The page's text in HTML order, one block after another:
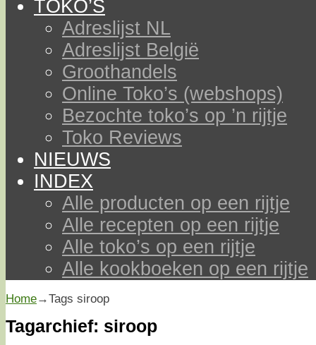
TOKO’S
Adreslijst NL
Adreslijst België
Groothandels
Online Toko’s (webshops)
Bezochte toko’s op ’n rijtje
Toko Reviews
NIEUWS
INDEX
Alle producten op een rijtje
Alle recepten op een rijtje
Alle toko’s op een rijtje
Alle kookboeken op een rijtje
Home→Tags siroop
Tagarchief: siroop